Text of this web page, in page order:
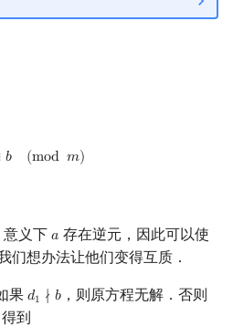
𝑏 (mod 𝑚)
≡b modm )
意义下𝑎
a 存在逆元，因此可以使
们想办法让他们变得互质．
果 𝑑1 ∤ 𝑏
d1 ∤ b，则原方程无解．否则
得到